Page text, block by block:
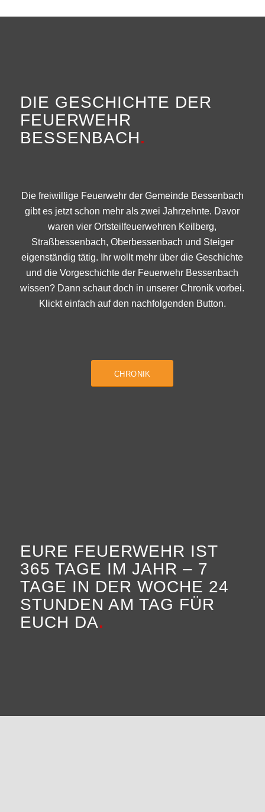
DIE GESCHICHTE DER
FEUERWEHR
BESSENBACH.
Die freiwillige Feuerwehr der Gemeinde Bessenbach
gibt es jetzt schon mehr als zwei Jahrzehnte. Davor
waren vier Ortsteilfeuerwehren Keilberg,
Straßbessenbach, Oberbessenbach und Steiger
eigenständig tätig. Ihr wollt mehr über die Geschichte
und die Vorgeschichte der Feuerwehr Bessenbach
wissen? Dann schaut doch in unserer Chronik vorbei.
Klickt einfach auf den nachfolgenden Button.
CHRONIK
EURE FEUERWEHR IST
365 TAGE IM JAHR – 7
TAGE IN DER WOCHE 24
STUNDEN AM TAG FÜR
EUCH DA.